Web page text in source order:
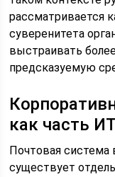
рассматривается
суверенитета
выстраивать
предсказуемую
как часть
Почтовая
существует